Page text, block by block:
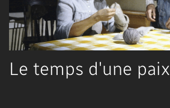
Le temps d'une paix